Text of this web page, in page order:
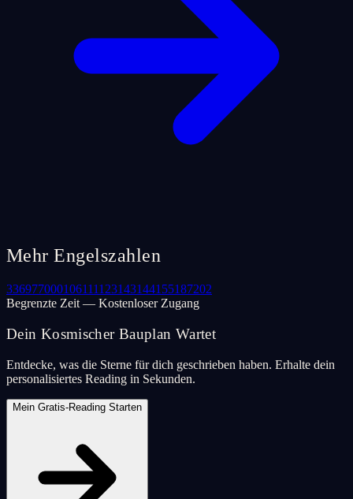
Mehr Engelszahlen
336977000106111123143144155187202
Begrenzte Zeit — Kostenloser Zugang
Dein Kosmischer Bauplan Wartet
Entdecke, was die Sterne für dich geschrieben haben. Erhalte dein
personalisiertes Reading in Sekunden.
Mein Gratis-Reading Starten